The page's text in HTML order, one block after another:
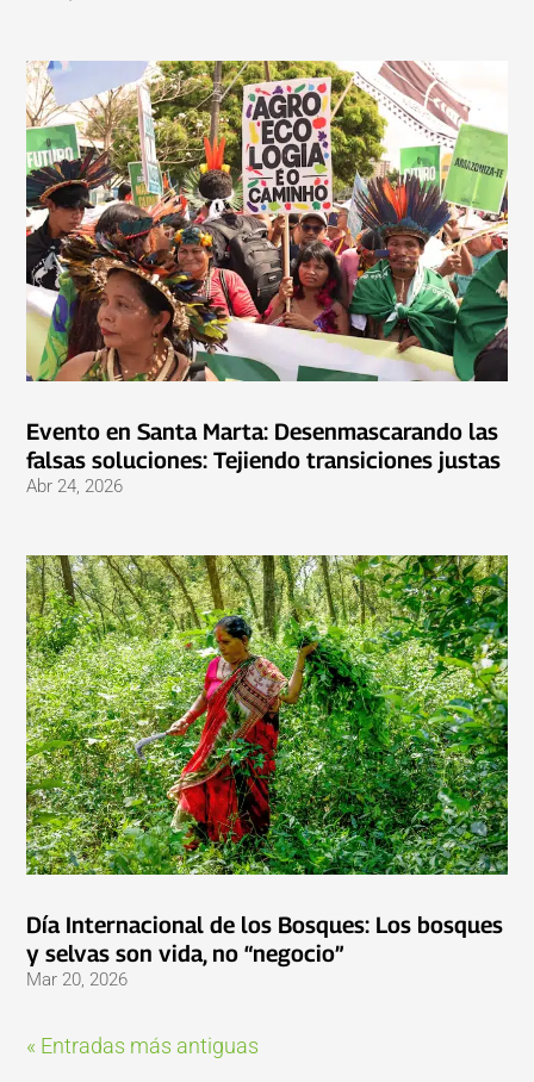
Evento en Santa Marta: Desenmascarando las
falsas soluciones: Tejiendo transiciones justas
Abr 24, 2026
Día Internacional de los Bosques: Los bosques
y selvas son vida, no “negocio”
Mar 20, 2026
« Entradas más antiguas